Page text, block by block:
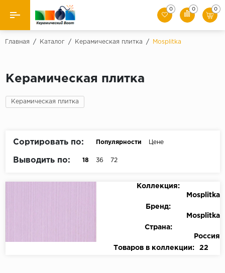
Назад
Керамическая плитка
Керамогранит
0 0 0
Главная / Каталог / Керамическая плитка / Mosplitka
Керамическая плитка
Керамическая плитка
Сортировать по: Популярности Цене
Выводить по: 18 36 72
Коллекция:
Mosplitka
Бренд:
Mosplitka
Страна:
Россия
Товаров в коллекции:
22